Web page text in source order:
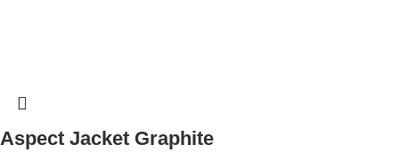
Aspect Jacket Graphite